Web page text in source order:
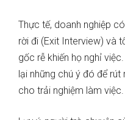
Thực tế, doanh nghiệp
rời đi (Exit Interview) và
gốc rễ khiến họ nghỉ
lại những chú ý đó để
cho trải nghiệm làm việc.